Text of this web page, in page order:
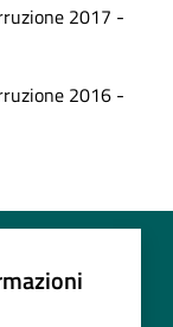
2017 -
2016 -